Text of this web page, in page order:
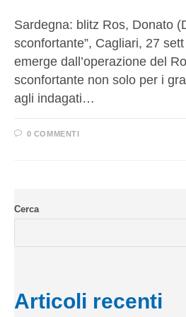
Sardegna: blitz Ros, Donato
sconfortante”, Cagliari, 27
emerge dall’operazione del
sconfortante non solo per i
agli indagati…
0 COMMENTI
Cerca
Articoli recenti